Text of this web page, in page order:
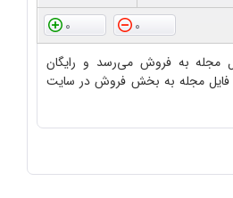
0
0
مجله به فروش می‌رسد و رایگان
مجله به بخش فروش در سایت